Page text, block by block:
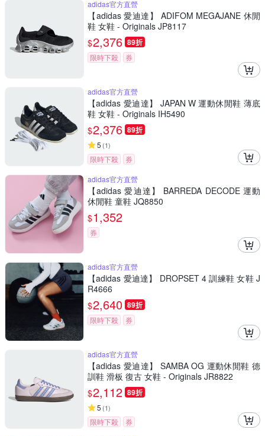
adidas官方直營
【adidas 愛迪達】 ADIFOM MEGAJANE 休閒
鞋 女鞋 - Originals JP8117
$2,376 89折
限時下殺 券
adidas官方直營
【adidas 愛迪達】 JAPAN W 運動休閒鞋 薄底
鞋 女鞋 - Originals IH5490
$2,376 89折
5 (1)
限時下殺
券
adidas官方直營
【adidas 愛迪達】 BARREDA DECODE 運動
休閒鞋 童鞋 JQ8850
$1,352
券
adidas官方直營
【adidas 愛迪達】 DROPSET 4 訓練鞋 女鞋 J
R4666
$2,640 89折
限時下殺 券
adidas官方直營
【adidas 愛迪達】 SAMBA OG 運動休閒鞋 德
訓鞋 滑板 復古 女鞋 - Originals JR8822
$2,112 89折
5 (1)
限時下殺
券